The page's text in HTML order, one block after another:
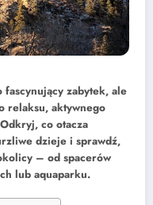
zabytek, ale
relaksu, aktywnego
co otacza
dzieje i sprawdź,
– od spacerów
lub aquaparku.